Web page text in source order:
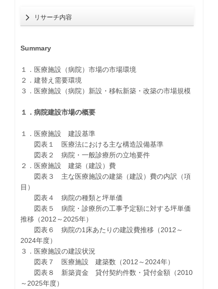
リサーチ内容
Summary
１．医療施設（病院）市場の市場環境
２．建替え需要環境
３．医療施設（病院）新設・移転新築・改築の市場規模
１．病院建設市場の概要
１．医療施設 建設基準
図表１ 医療法における主な構造設備基準
図表２ 病院・一般診療所の立地要件
２．医療施設 建築（建設）費
図表３ 主な医療施設の建築（建設）費の内訳（項
目）
図表４ 病院の種類と坪単価
図表５ 病院・診療所の工事予定額に対する坪単価
推移（2012～2025年）
図表６ 病院の1床あたりの建設費推移（2012～
2024年度）
３．医療施設の建設状況
図表７ 医療施設 建築数（2012～2024年）
図表８ 新築資金 貸付契約件数・貸付金額（2010
～2025年度）